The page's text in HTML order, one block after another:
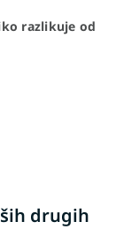
razlikuje od
drugih